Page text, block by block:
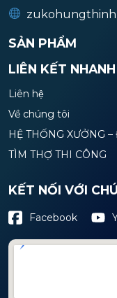
SẢN PHẨM
LIÊN KẾT NHANH
Liên hệ
Về chúng tôi
HỆ THỐNG XƯỞNG
TÌM THỢ THI CÔNG
KẾT NỐI VỚI
Facebook